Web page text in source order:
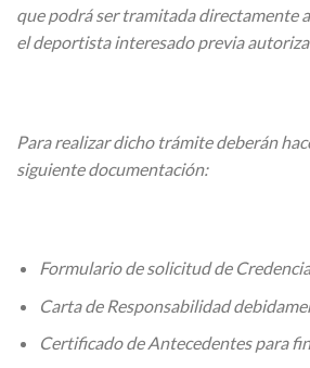
que podrá ser tramitada directamente
el deportista interesado previa
Para realizar dicho trámite deberán
siguiente documentación:
Formulario de solicitud de
Carta de Responsabilidad
Certificado de Antecedentes para